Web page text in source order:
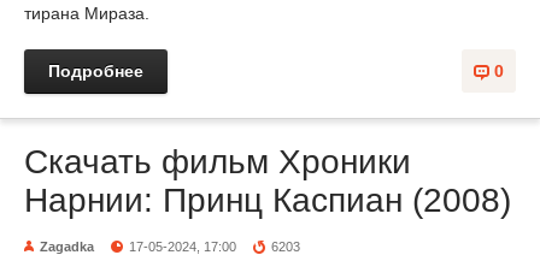
тирана Мираза.
0
Подробнее
Скачать фильм Хроники
Нарнии: Принц Каспиан (2008)
Zagadka 17-05-2024, 17:00 6203